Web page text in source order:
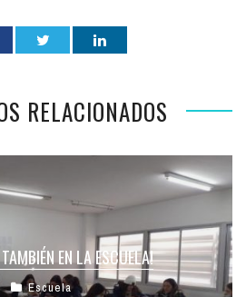
RELACIONADOS
EN LA ESCUELA!
Escuela